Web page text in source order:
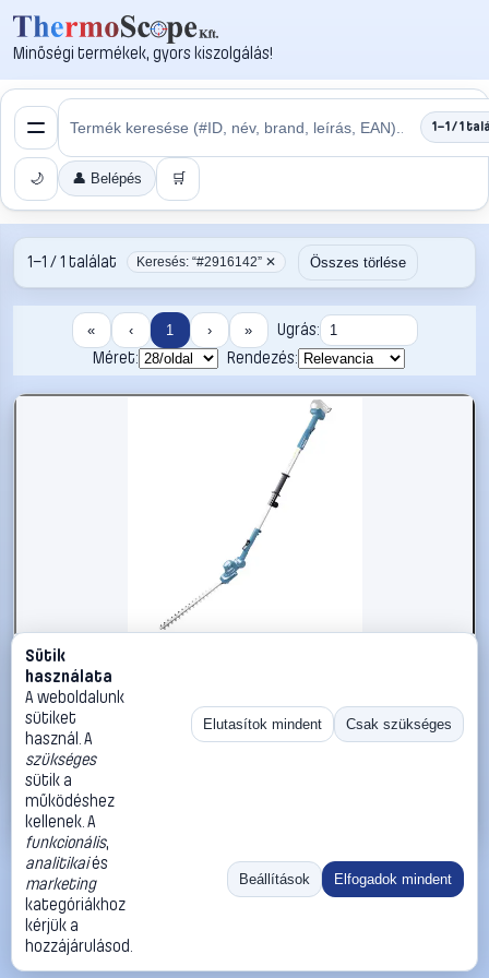
Minőségi termékek, gyors kiszolgálás!
1–1 / 1
🌙 👤 Belépés 🛒
1–1 / 1 találat Keresés: “#2916142” ✕ Összes törlése
« ‹ 1 › »
Ugrás:
Méret:
Rendezés:
#2916142
Makita DUN461WZ Akku Sövénynyíró Beállítható ártér,
Akku nélkül, töltő nélkül 18 V 460 mm
Makita
78 990 Ft
Kosárba
«
Ugrás:
Méret:
Rendezés:
©2026
ThermoScope
ÁSZF
Cégbemutató
Sütik
használata
A weboldalunk
sütiket
használ. A
szükséges
sütik a
működéshez
kellenek. A
funkcionális,
analitikaiés
marketing
kategóriákhoz
kérjük a
hozzájárulásod.
Elutasítok mindent Csak szükséges
Beállítások Elfogadok mindent